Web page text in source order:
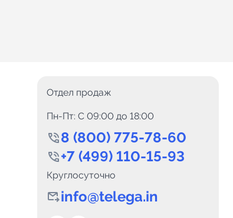
Отдел продаж
Пн-Пт: C 09:00 до 18:00
8 (800) 775-78-60
+7 (499) 110-15-93
Круглосуточно
info@telega.in